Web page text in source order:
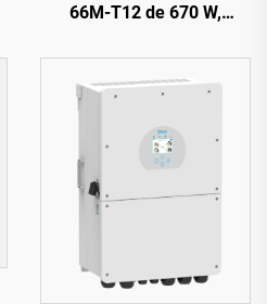
66M-T12 de 670 W,
garantie de 25 ans